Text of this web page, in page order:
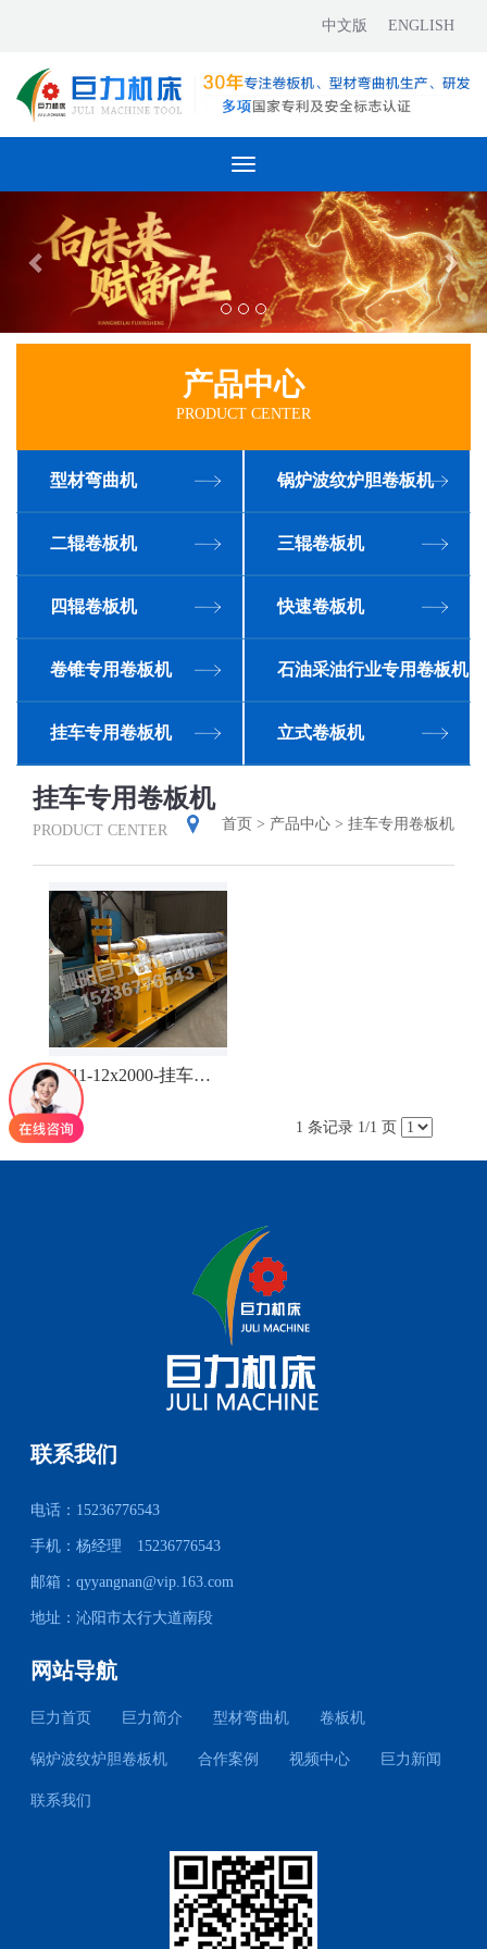
中文版 ENGLISH
Toggle
产品中心
PRODUCT CENTER
型材弯曲机 锅炉波纹炉胆卷板机
二辊卷板机 三辊卷板机
四辊卷板机 快速卷板机
卷锥专用卷板机 石油采油行业专用卷板机
挂车专用卷板机 立式卷板机
挂车专用卷板机
PRODUCT CENTER 首页 > 产品中心 > 挂车专用卷板机
W11-12x2000-挂车专用卷板机
W11-12x2000-挂车专用卷板机
1 条记录 1/1 页
联系我们
电话：15236776543
手机：杨经理 15236776543
邮箱： qyyangnan@vip.163.com
地址：沁阳市太行大道南段
网站导航
巨力首页 巨力简介 型材弯曲机 卷板机
锅炉波纹炉胆卷板机 合作案例 视频中心 巨力新闻
联系我们